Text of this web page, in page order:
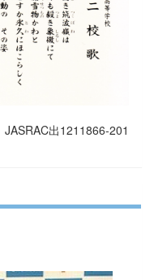
JASRAC出1211866-201